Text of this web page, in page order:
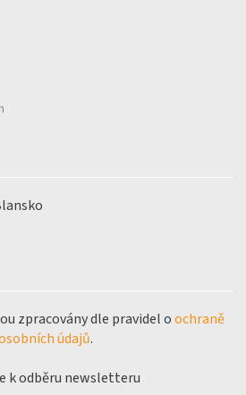
zpracovány dle pravidel oochraně
údajů.
k odběru newsletteru